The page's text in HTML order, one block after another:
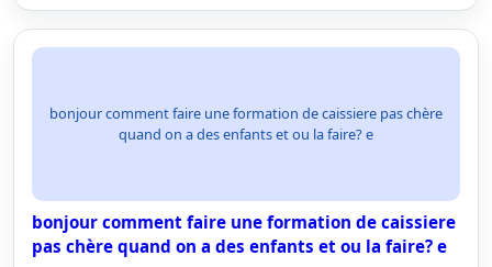
bonjour comment faire une formation de caissiere pas chère
quand on a des enfants et ou la faire? e
bonjour comment faire une formation de caissiere
pas chère quand on a des enfants et ou la faire? e